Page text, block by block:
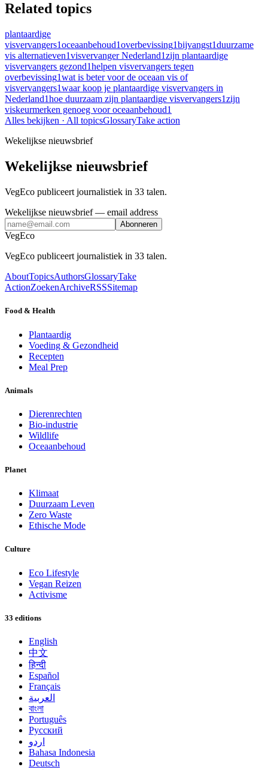
Related topics
plantaardige
visvervangers1oceaanbehoud1overbevissing1bijvangst1duurzame
vis alternatieven1visvervanger Nederland1zijn plantaardige
visvervangers gezond1helpen visvervangers tegen
overbevissing1wat is beter voor de oceaan vis of
visvervangers1waar koop je plantaardige visvervangers in
Nederland1hoe duurzaam zijn plantaardige visvervangers1zijn
viskeurmerken genoeg voor oceaanbehoud1
Alles bekijken · All topicsGlossaryTake action
Wekelijkse nieuwsbrief
Wekelijkse nieuwsbrief
VegEco publiceert journalistiek in 33 talen.
Wekelijkse nieuwsbrief— email address
Abonneren
VegEco
VegEco publiceert journalistiek in 33 talen.
AboutTopicsAuthorsGlossaryTake
ActionZoekenArchiveRSSSitemap
Food & Health
Plantaardig
Voeding & Gezondheid
Recepten
Meal Prep
Animals
Dierenrechten
Bio-industrie
Wildlife
Oceaanbehoud
Planet
Klimaat
Duurzaam Leven
Zero Waste
Ethische Mode
Culture
Eco Lifestyle
Vegan Reizen
Activisme
33 editions
English
中文
हिन्दी
Español
Français
العربية
বাংলা
Português
Русский
اردو
Bahasa Indonesia
Deutsch